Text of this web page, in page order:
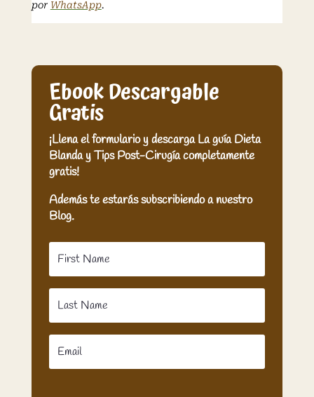
por WhatsApp.
Ebook Descargable
Gratis
¡Llena el formulario y descarga La guía Dieta
Blanda y Tips Post-Cirugía completamente
gratis!
Además te estarás subscribiendo a nuestro
Blog.